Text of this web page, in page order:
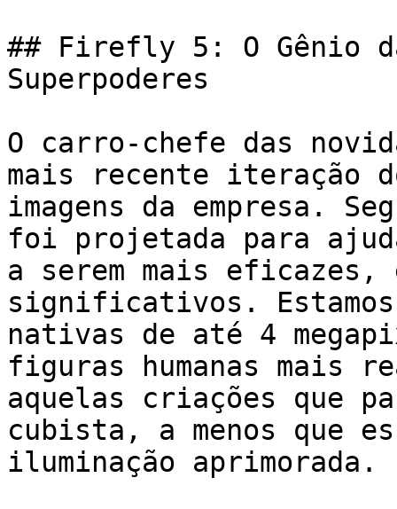
## Firefly 5: O Gênio da
Superpoderes
O carro-chefe das
mais recente iteração
imagens da empresa.
foi projetada para
a serem mais eficazes,
significativos.
nativas de até 4
figuras humanas mais
aquelas criações que
cubista, a menos que
iluminação aprimorada.